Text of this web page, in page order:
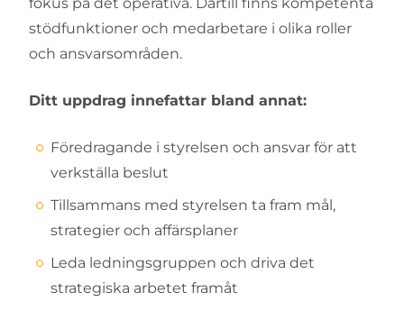
fokus på det operativa. Därtill finns kompetenta
stödfunktioner och medarbetare i olika roller
och ansvarsområden.
Ditt uppdrag innefattar bland annat:
Föredragande i styrelsen och ansvar för att
verkställa beslut
Tillsammans med styrelsen ta fram mål,
strategier och affärsplaner
Leda ledningsgruppen och driva det
strategiska arbetet framåt